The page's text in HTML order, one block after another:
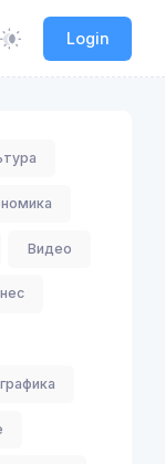
Login
Видео